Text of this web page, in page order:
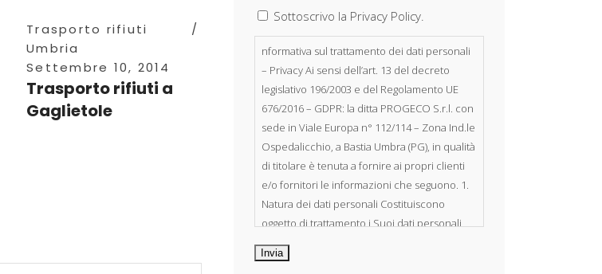
Trasporto rifiuti
Umbria
Settembre 10, 2014
Trasporto rifiuti a
Gaglietole
Sottoscrivo la Privacy Policy.
nformativa sul trattamento dei dati personali
– Privacy Ai sensi dell’art. 13 del decreto
legislativo 196/2003 e del Regolamento UE
676/2016 – GDPR: la ditta PROGECO S.r.l. con
sede in Viale Europa n° 112/114 – Zona Ind.le
Ospedalicchio, a Bastia Umbra (PG), in qualità
di titolare è tenuta a fornire ai propri clienti
e/o fornitori le informazioni che seguono. 1.
Natura dei dati personali Costituiscono
oggetto di trattamento i Suoi dati personali,
riferibili direttamente od indirettamente al
suo rapporto con la ditta scrivente, per il